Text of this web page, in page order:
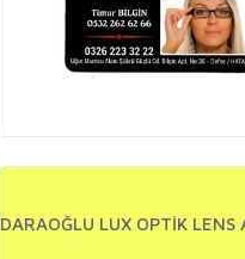
DARAOĞLU LUX OPTİK LENS